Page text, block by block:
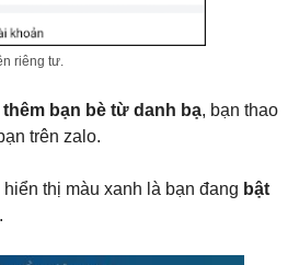
riêng tư.
bạn bè từ danh bạ, bạn thao
trên zalo.
hiển thị màu xanh là bạn đang bật